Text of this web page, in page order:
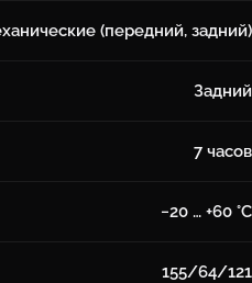
(передний, задний)
Задний
7 часов
−20 … +60 °C
155/64/121